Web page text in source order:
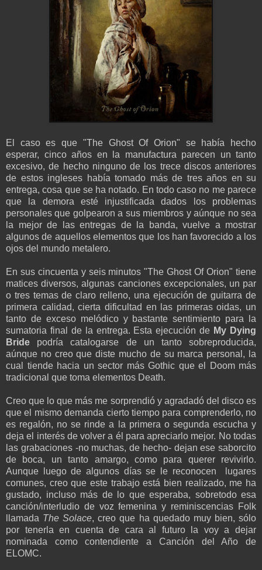
El caso es que "The Ghost Of Orion" se había hecho
esperar, cinco años en la manufactura parecen un tanto
excesivo, de hecho ninguno de los trece discos anteriores
de estos ingleses había tomado más de tres años en su
entrega, cosa que se ha notado. En todo caso no me parece
que la demora esté injustificada dados los problemas
personales que golpearon a sus miembros y aúnque no sea
la mejor de las entregas de la banda, vuelve a mostrar
algunos de aquellos elementos que los han favorecido a los
ojos del mundo metalero.
En sus cincuenta y seis minutos "The Ghost Of Orion" tiene
matices diversos, algunas canciones excepcionales, un par
o tres temas de claro relleno, una ejecución de guitarra de
primera calidad, cierta dificultad en las primeras oidas, un
tanto de exceso melódico y bastante sentimiento para la
sumatoria final de la entrega. Esta ejecución de My Dying
Bride podría catalogarse de un tanto sobreproducida,
aúnque no creo que diste mucho de su marca personal, la
cual tiende hacia un sector más Gothic que el Doom más
tradicional que toma elementos Death.
Creo que lo que más me sorprendió y agradadó del disco es
que el mismo demanda cierto tiempo para comprenderlo, no
es regalón, no se rinde a la primera o segunda escucha y
deja el interés de volver a él para apreciarlo mejor. No todas
las grabaciones -no muchas, de hecho- dejan ese saborcito
de boca, un tanto amargo, como para querer revivirlo.
Aunque luego de algunos días se le reconocen lugares
comunes, creo que este trabajo está bien realizado, me ha
gustado, incluso más de lo que esperaba, sobretodo esa
canción/interludio de voz femenina y reminiscencias Folk
llamada The Solace, creo que ha quedado muy bien, sólo
por tenerla en cuenta de cara al futuro la voy a dejar
nominada como contendiente a Canción del Año de
ELOMC.